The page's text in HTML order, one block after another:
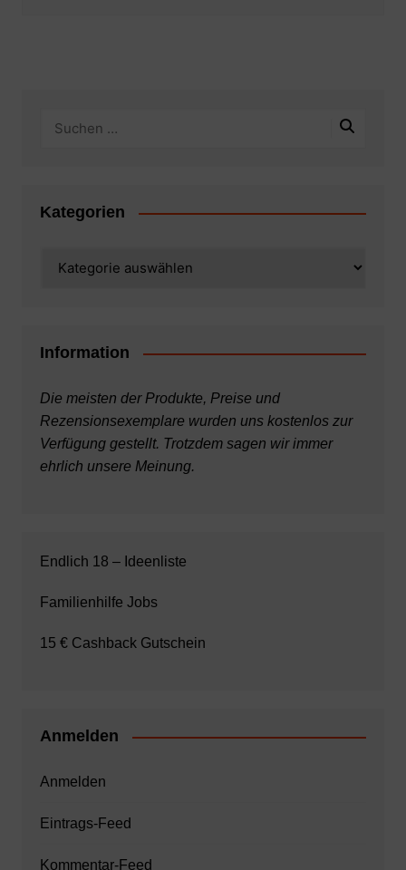
Kategorien
Information
Die meisten der Produkte, Preise und
Rezensionsexemplare wurden uns kostenlos zur
Verfügung gestellt. Trotzdem sagen wir immer
ehrlich unsere Meinung.
Endlich 18 – Ideenliste
Familienhilfe Jobs
15 € Cashback Gutschein
Anmelden
Anmelden
Eintrags-Feed
Kommentar-Feed